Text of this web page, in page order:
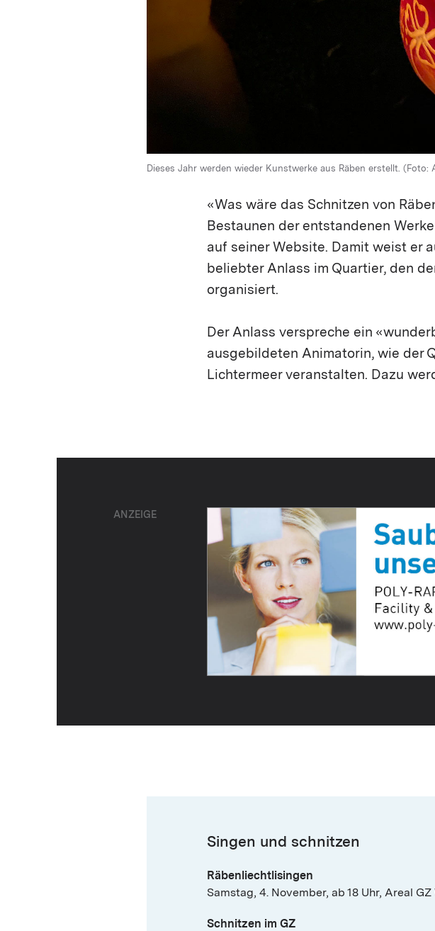
Dieses Jahr werden wieder Kunstwerke aus Räben erstellt.
«Was wäre das Schnitzen von
Bestaunen der entstandenen
auf seiner Website. Damit weist er
beliebter Anlass im Quartier, den
organisiert.
Der Anlass verspreche ein
ausgebildeten Animatorin, wie der
Lichtermeer veranstalten. Dazu
ANZEIGE
Singen und schnitzen
Räbenliechtlisingen
Samstag, 4. November, ab 18 Uhr, Areal
Schnitzen im GZ